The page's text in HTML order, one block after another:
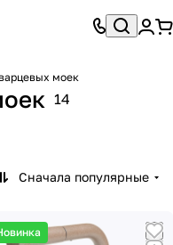
моек
14
мойкам GRANDEX
Сначала популярные